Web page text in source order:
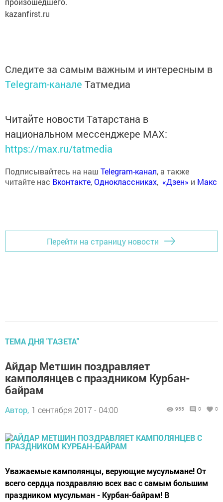
kazanfirst.ru
Следите за самым важным и интересным в
Telegram-канале Татмедиа
Читайте новости Татарстана в
национальном мессенджере MАХ:
https://max.ru/tatmedia
Подписывайтесь на наш Telegram-канал, а также
читайте нас Вконтакте,Одноклассниках, «Дзен» и Макс
Перейти на страницу новости
ТЕМА ДНЯ "ГАЗЕТА"
Айдар Метшин поздравляет
камполянцев с праздником Курбан-
байрам
Автор, 1 сентября 2017 - 04:00 955 0 0
Уважаемые камполянцы, верующие мусульмане! От
всего сердца поздравляю всех вас с самым большим
праздником мусульман - Курбан-байрам! В